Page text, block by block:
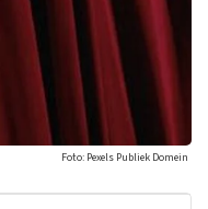
Foto: Pexels Publiek Domein